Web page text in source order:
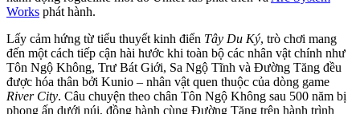
Works phát hành.
Lấy cảm hứng từ tiểu thuyết kinh điển Tây Du Ký, trò chơi mang
đến một cách tiếp cận hài hước khi toàn bộ các nhân vật chính như
Tôn Ngộ Không, Trư Bát Giới, Sa Ngộ Tĩnh và Đường Tăng đều
được hóa thân bởi Kunio – nhân vật quen thuộc của dòng game
River City. Câu chuyện theo chân Tôn Ngộ Không sau 500 năm bị
phong ấn dưới núi, đồng hành cùng Đường Tăng trên hành trình